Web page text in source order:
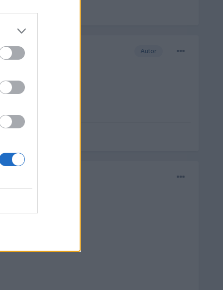
Autor